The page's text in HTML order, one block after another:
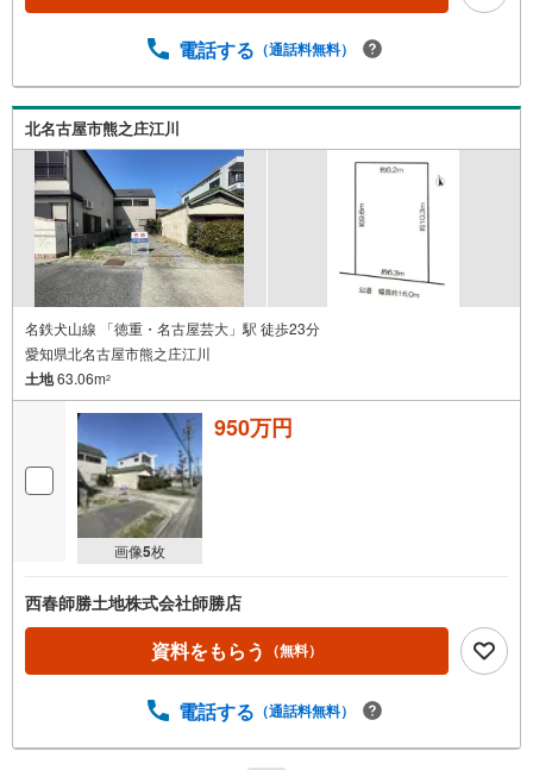
電話する （通話料無料）
北名古屋市熊之庄江川
名鉄犬山線 「徳重・名古屋芸大」駅 徒歩23分
愛知県北名古屋市熊之庄江川
土地63.06m2
画像5枚
950万円
西春師勝土地株式会社師勝店
資料をもらう （無料）
電話する （通話料無料）